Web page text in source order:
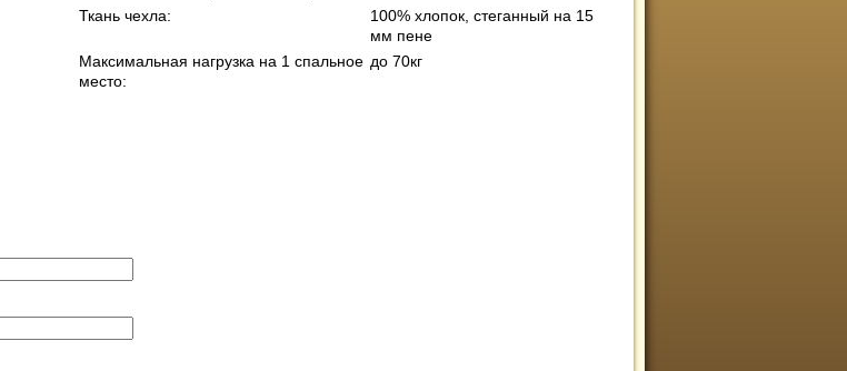
Ткань чехла:
100% хлопок, стеганный на 15
мм пене
Максимальная нагрузка на 1 спальное
место:
до 70кг